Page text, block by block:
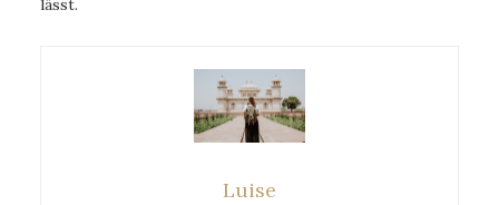
lässt.
Luise